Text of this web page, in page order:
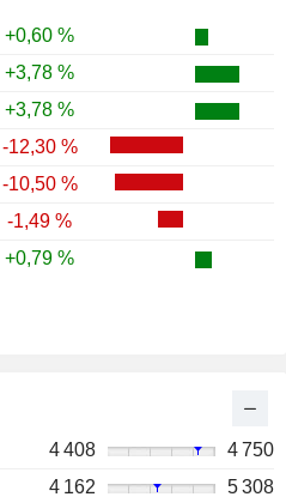
+0,60 %
+3,78 %
+3,78 %
-12,30 %
-10,50 %
-1,49 %
+0,79 %
4 408
4 750
4 162
5 308